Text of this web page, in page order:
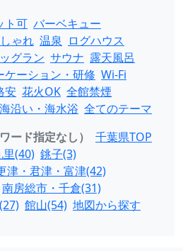
ト可 バーベキュー
ゃれ 温泉 ログハウス
グラン サウナ 露天風呂
ケーション・研修 Wi-Fi
安 花火OK 全館禁煙
海沿い・海水浴 全てのテーマ
ード指定なし）
千葉県TOP
里(40) 銚子(3)
津・君津・富津(42)
南房総市・千倉(31)
館山(54) 地図から探す